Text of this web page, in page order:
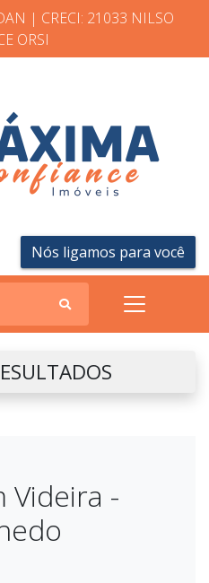
| CRECI: 21033 NILSO
ORSI
Nós ligamos para você
Videira -